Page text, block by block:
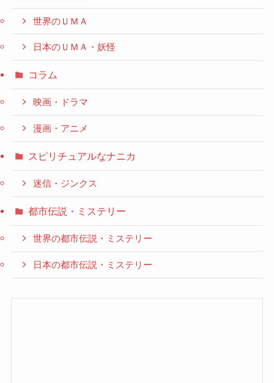
世界のＵＭＡ
日本のＵＭＡ・妖怪
コラム
映画・ドラマ
漫画・アニメ
スピリチュアルなナニカ
迷信・ジンクス
都市伝説・ミステリー
世界の都市伝説・ミステリー
日本の都市伝説・ミステリー